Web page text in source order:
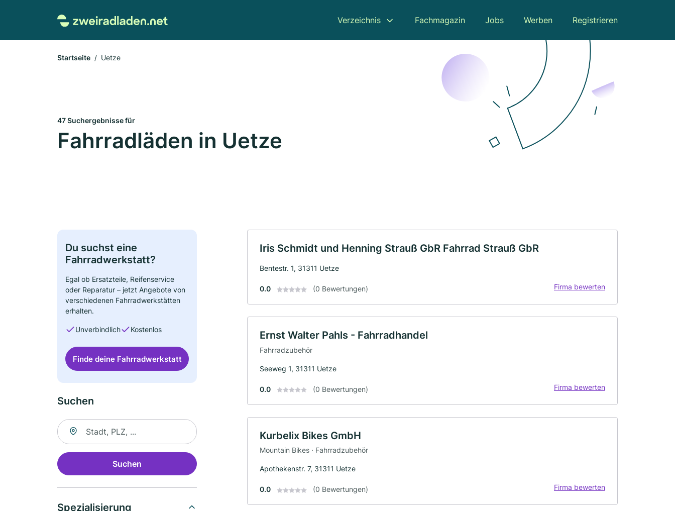
Verzeichnis Fachmagazin Jobs Werben Registrieren
Startseite Uetze
47 Suchergebnisse für
Fahrradläden in Uetze
Du suchst eine
Fahrradwerkstatt?
Egal ob Ersatzteile, Reifenservice
oder Reparatur – jetzt Angebote von
verschiedenen Fahrradwerkstätten
erhalten.
Unverbindlich Kostenlos
Finde deine Fahrradwerkstatt
Suchen
Suche nach Ort
Suchen
Spezialisierung
Iris Schmidt und Henning Strauß GbR Fahrrad Strauß GbR
Bentestr. 1, 31311 Uetze
0.0 (0 Bewertungen) Firma bewerten
Ernst Walter Pahls - Fahrradhandel
Fahrradzubehör
Seeweg 1, 31311 Uetze
0.0 (0 Bewertungen) Firma bewerten
Kurbelix Bikes GmbH
Mountain Bikes · Fahrradzubehör
Apothekenstr. 7, 31311 Uetze
0.0 (0 Bewertungen) Firma bewerten